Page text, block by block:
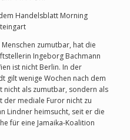
Handelsblatt Morning
zumutbar, hat die
Ingeborg Bachmann
ist nicht Berlin. In der
gilt wenige Wochen nach dem
nicht als zumutbar, sondern als
der mediale Furor nicht zu
Lindner heimsucht, seit er die
für eine Jamaika-Koalition